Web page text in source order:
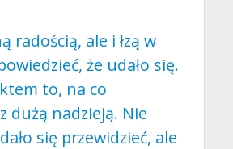
radością, ale i łzą w
że udało się.
to, na co
dużą nadzieją. Nie
się przewidzieć, ale